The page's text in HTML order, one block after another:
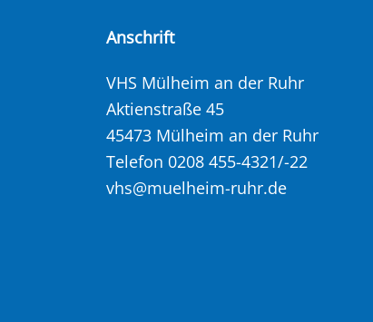
Anschrift
VHS Mülheim an der Ruhr
Aktienstraße 45
45473 Mülheim an der Ruhr
Telefon 0208 455-4321/-22
vhs@muelheim-ruhr.de